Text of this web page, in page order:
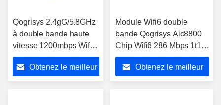
Qogrisys 2.4gG/5.8GHz
à double bande haute
vitesse 1200mbps Wifi6
O9201PM 2t2r Module
Wifi Obtenez le meilleur
Module Wifi6 double
bande Qogrisys Aic8800
Chip Wifi6 286 Mbps 1t1r
USB avec Bt5.4
Obtenez le meilleur